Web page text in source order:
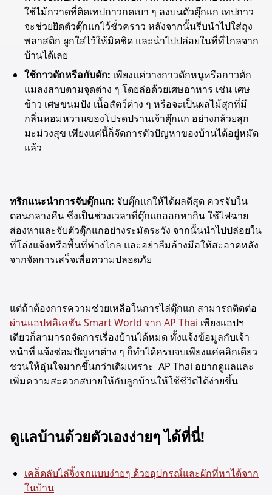
ใช้ไม้กวาดที่ติดเทปกาวกดเบา ๆ ลงบนตัวตุ๊กแก เทปกาว
จะช่วยยึดตัวตุ๊กแกไว้ชั่วคราว หลังจากนั้นรีบนำไปใส่ถุง
พลาสติก ผูกใส่ไว้ให้มิดชิด และนำไปปล่อยในที่ที่ไกลจาก
บ้านได้เลย
ใช้กาวดักหรือกับดัก: เพียงแค่วางกาวดักหนูหรือกาวดัก
แมลงสาบตามจุดต่าง ๆ โดยล่อด้วยเศษอาหาร เช่น เศษ
ข้าว เศษขนมปัง เนื้อสัตว์ต่าง ๆ หรือจะเป็นผลไม้สุกที่มี
กลิ่นหอมหวานของโปรดปรานเจ้าตุ๊กแก อย่างกล้วยสุก
มะม่วงสุข เพียงแค่นี้ก็จัดการตัวปัญหาของบ้านได้อยู่หมัด
แล้ว
ทริกแนะนำการจับตุ๊กแก: จับตุ๊กแกให้ได้ผลดีสุด ควรจับใน
ตอนกลางคืน ซึ่งเป็นช่วงเวลาที่ตุ๊กแกออกหากิน ใช้ไฟฉาย
ส่องหาและจับตัวตุ๊กแกอย่างระมัดระวัง จากนั้นนำไปปล่อยใน
ที่โล่งแจ้งหรือพื้นที่ห่างไกล และอย่าลืมล้างมือให้สะอาดหลัง
จากจัดการเสร็จเพื่อความปลอดภัย
แต่ถ้าต้องการความช่วยเหลือในการไล่ตุ๊กแก สามารถติดต่อ
ผ่านแอปพลิเคชัน Smart World จาก AP Thai เพียงแอปฯ
เดียวก็สามารถจัดการเรื่องบ้านได้หมด ทั้งแจ้งข้อมูลกับเจ้า
หน้าที่ แจ้งซ่อมปัญหาต่าง ๆ ก็ทำได้ครบจบเพียงแค่คลิกเดียว
ชวนให้อุ่นใจมากขึ้นกว่าเดิมเพราะ AP Thai อยากดูแลและ
เพิ่มความสะดวกสบายให้กับลูกบ้านให้ใช้ชีวิตได้ง่ายขึ้น
ดูแลบ้านด้วยตัวเองง่ายๆ ได้ที่นี่!
เคล็ดลับไล่จิ้งจกแบบง่ายๆ ด้วยอุปกรณ์และผักที่หาได้จาก
ในบ้าน